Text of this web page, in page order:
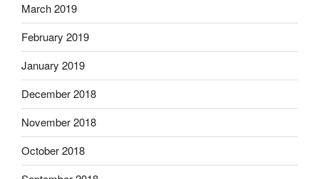
March 2019
February 2019
January 2019
December 2018
November 2018
October 2018